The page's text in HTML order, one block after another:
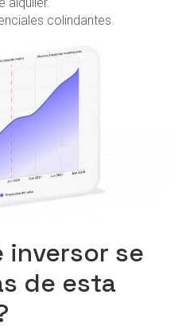
colindantes.
inversor se
de esta